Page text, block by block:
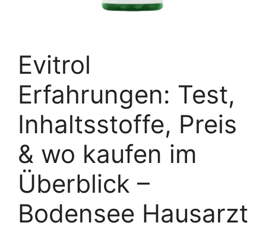
Evitrol
Erfahrungen: Test,
Inhaltsstoffe, Preis
& wo kaufen im
Überblick –
Bodensee Hausarzt